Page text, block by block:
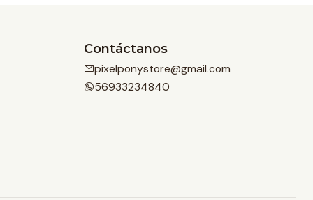
Contáctanos
pixelponystore@gmail.com
56933234840